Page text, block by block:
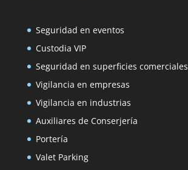
Seguridad en eventos
Custodia VIP
Seguridad en superficies comerciales
Vigilancia en empresas
Vigilancia en industrias
Auxiliares de Conserjería
Portería
Valet Parking